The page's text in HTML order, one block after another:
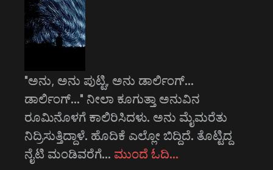
"ಅನು, ಅನು ಪುಟ್ಟಿ, ಅನು ಡಾರ್ಲಿಂಗ್...
ಡಾರ್ಲಿಂಗ್..." ನೀಲಾ ಕೂಗುತ್ತಾ ಅನುವಿನ
ರೂಮಿನೊಳಗೆ ಕಾಲಿರಿಸಿದಳು. ಅನು ಮೈಮರೆತು
ನಿದ್ರಿಸುತ್ತಿದ್ದಾಳೆ. ಹೊದಿಕೆ ಎಲ್ಲೋ ಬಿದ್ದಿದೆ. ತೊಟ್ಟಿದ್ದ
ನೈಟಿ ಮಂಡಿವರೆಗೆ… ಮುಂದೆ ಓದಿ…